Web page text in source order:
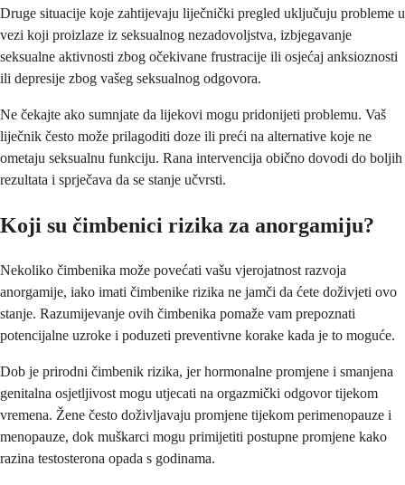
Druge situacije koje zahtijevaju liječnički pregled uključuju probleme u
vezi koji proizlaze iz seksualnog nezadovoljstva, izbjegavanje
seksualne aktivnosti zbog očekivane frustracije ili osjećaj anksioznosti
ili depresije zbog vašeg seksualnog odgovora.
Ne čekajte ako sumnjate da lijekovi mogu pridonijeti problemu. Vaš
liječnik često može prilagoditi doze ili preći na alternative koje ne
ometaju seksualnu funkciju. Rana intervencija obično dovodi do boljih
rezultata i sprječava da se stanje učvrsti.
Koji su čimbenici rizika za anorgamiju?
Nekoliko čimbenika može povećati vašu vjerojatnost razvoja
anorgamije, iako imati čimbenike rizika ne jamči da ćete doživjeti ovo
stanje. Razumijevanje ovih čimbenika pomaže vam prepoznati
potencijalne uzroke i poduzeti preventivne korake kada je to moguće.
Dob je prirodni čimbenik rizika, jer hormonalne promjene i smanjena
genitalna osjetljivost mogu utjecati na orgazmički odgovor tijekom
vremena. Žene često doživljavaju promjene tijekom perimenopauze i
menopauze, dok muškarci mogu primijetiti postupne promjene kako
razina testosterona opada s godinama.